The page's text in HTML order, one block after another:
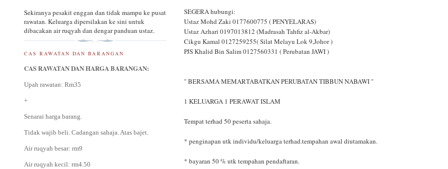
SEGERA hubungi:
Ustaz Mohd Zaki 0177600775 ( PENYELARAS)
Ustaz Azhari 0197013812 (Madrasah Tahfiz al-Akbar)
Cikgu Kamal 0127259255( Silat Melayu Lok 9,Johor )
PJS Khalid Bin Salim 0127560331 ( Perubatan JAWI )
" BERSAMA MEMARTABATKAN PERUBATAN TIBBUN NABAWI "
1 KELUARGA 1 PERAWAT ISLAM
Tempat terhad 50 peserta sahaja.
* penginapan utk individu/keluarga terhad.tempahan awal diutamakan.
* bayaran 50 % utk tempahan pendaftaran.
Sekiranya pesakit enggan dan tidak mampu ke pusat
rawatan. Keluarga dipersilakan ke sini untuk
dibacakan air ruqyah dan dengar panduan ustaz.
CAS RAWATAN DAN BARANGAN
CAS RAWATAN DAN HARGA BARANGAN:
Upah rawatan: Rm35
+
Senarai harga barang.
Tidak wajib beli. Cadangan sahaja. Atas bajet.
Air ruqyah besar: rm9
Air ruqyah kecil: rm4.50